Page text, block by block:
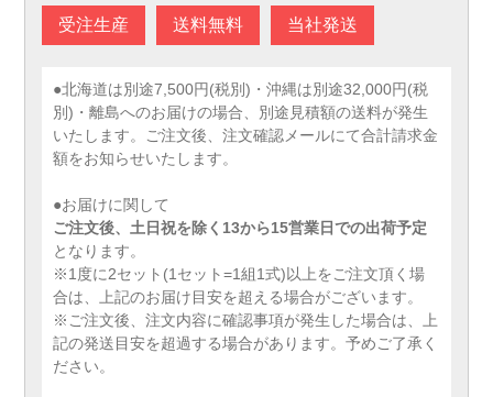
受注生産 送料無料 当社発送
●北海道は別途7,500円(税別)・沖縄は別途32,000円(税
別)・離島へのお届けの場合、別途見積額の送料が発生
いたします。ご注文後、注文確認メールにて合計請求金
額をお知らせいたします。
●お届けに関して
ご注文後、土日祝を除く13から15営業日での出荷予定
となります。
※1度に2セット(1セット=1組1式)以上をご注文頂く場
合は、上記のお届け目安を超える場合がございます。
※ご注文後、注文内容に確認事項が発生した場合は、上
記の発送目安を超過する場合があります。予めご了承く
ださい。